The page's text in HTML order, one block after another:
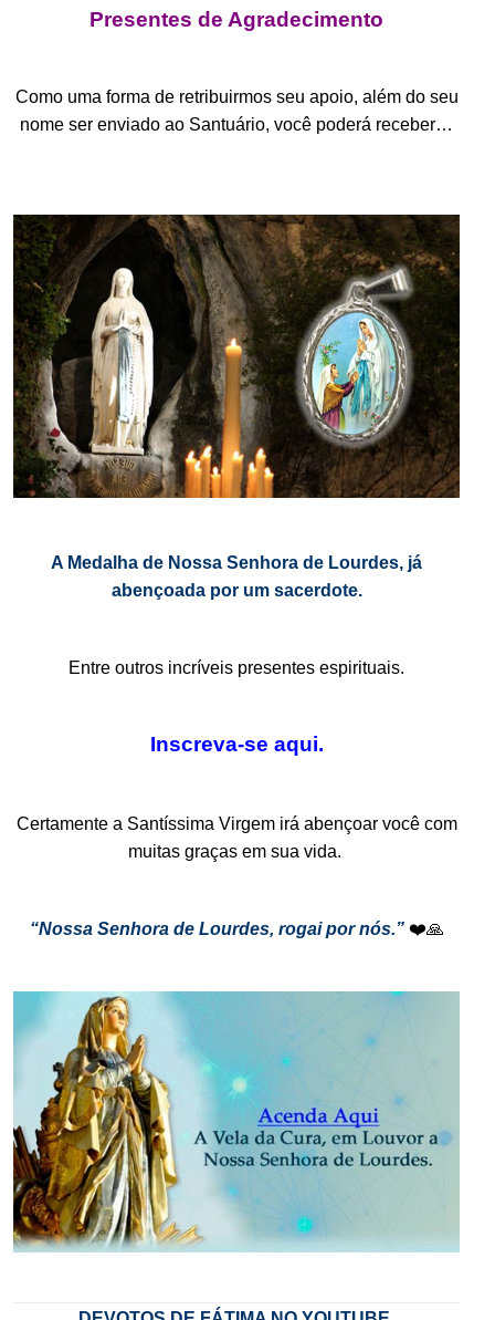
Presentes de Agradecimento
Como uma forma de retribuirmos seu apoio, além do seu
nome ser enviado ao Santuário, você poderá receber…
A Medalha de Nossa Senhora de Lourdes, já
abençoada por um sacerdote.
Entre outros incríveis presentes espirituais.
Inscreva-se aqui.
Certamente a Santíssima Virgem irá abençoar você com
muitas graças em sua vida.
“Nossa Senhora de Lourdes, rogai por nós.” ❤️🙏